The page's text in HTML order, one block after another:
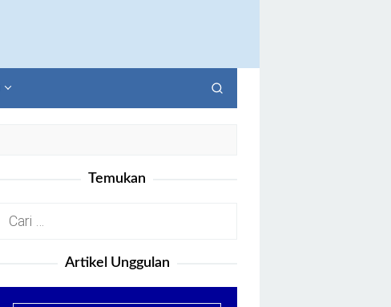
Temukan
Cari
Artikel Unggulan